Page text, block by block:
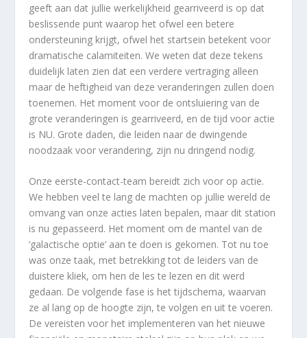
geeft aan dat jullie werkelijkheid gearriveerd is op dat
beslissende punt waarop het ofwel een betere
ondersteuning krijgt, ofwel het startsein betekent voor
dramatische calamiteiten. We weten dat deze tekens
duidelijk laten zien dat een verdere vertraging alleen
maar de heftigheid van deze veranderingen zullen doen
toenemen. Het moment voor de ontsluiering van de
grote veranderingen is gearriveerd, en de tijd voor actie
is NU. Grote daden, die leiden naar de dwingende
noodzaak voor verandering, zijn nu dringend nodig.
Onze eerste-contact-team bereidt zich voor op actie.
We hebben veel te lang de machten op jullie wereld de
omvang van onze acties laten bepalen, maar dit station
is nu gepasseerd. Het moment om de mantel van de
‘galactische optie’ aan te doen is gekomen. Tot nu toe
was onze taak, met betrekking tot de leiders van de
duistere kliek, om hen de les te lezen en dit werd
gedaan. De volgende fase is het tijdschema, waarvan
ze al lang op de hoogte zijn, te volgen en uit te voeren.
De vereisten voor het implementeren van het nieuwe